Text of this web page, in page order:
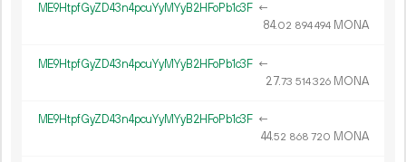
ME9HtpfGyZD43n4pcuYyMYyB2HFoPb1c3F ←
84.02 894494 MONA
ME9HtpfGyZD43n4pcuYyMYyB2HFoPb1c3F ←
27.73 514326 MONA
ME9HtpfGyZD43n4pcuYyMYyB2HFoPb1c3F ←
44.52 868 720 MONA